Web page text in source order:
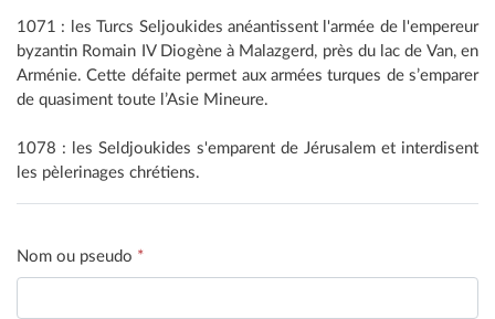
1071 : les Turcs Seljoukides anéantissent l'armée de l'empereur
byzantin Romain IV Diogène à Malazgerd, près du lac de Van, en
Arménie. Cette défaite permet aux armées turques de s’emparer
de quasiment toute l’Asie Mineure.
1078 : les Seldjoukides s'emparent de Jérusalem et interdisent
les pèlerinages chrétiens.
Nom ou pseudo *